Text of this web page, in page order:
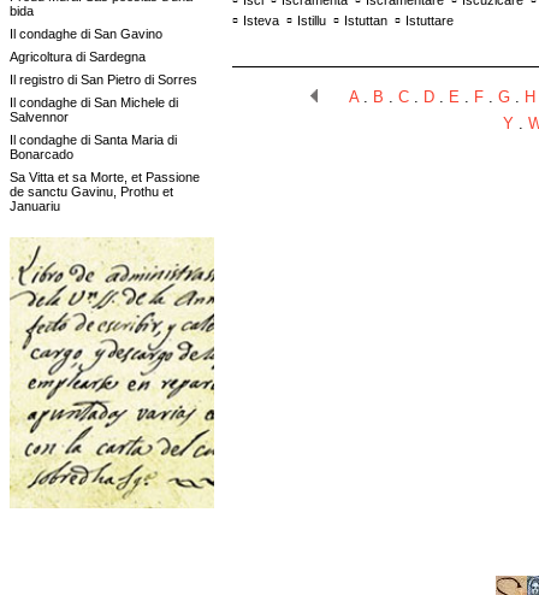
bida
Il condaghe di San Gavino
Agricoltura di Sardegna
Il registro di San Pietro di Sorres
Il condaghe di San Michele di
Salvennor
Il condaghe di Santa Maria di
Bonarcado
Sa Vitta et sa Morte, et Passione
de sanctu Gavinu, Prothu et
Januariu
▫ Isteva ▫ Istillu ▫ Istuttan ▫ Istuttare
A. B . C. D. E . F. G. H
Y .